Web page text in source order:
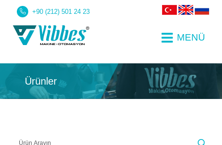
+90 (212) 501 24 23
MENÜ
Ürünler